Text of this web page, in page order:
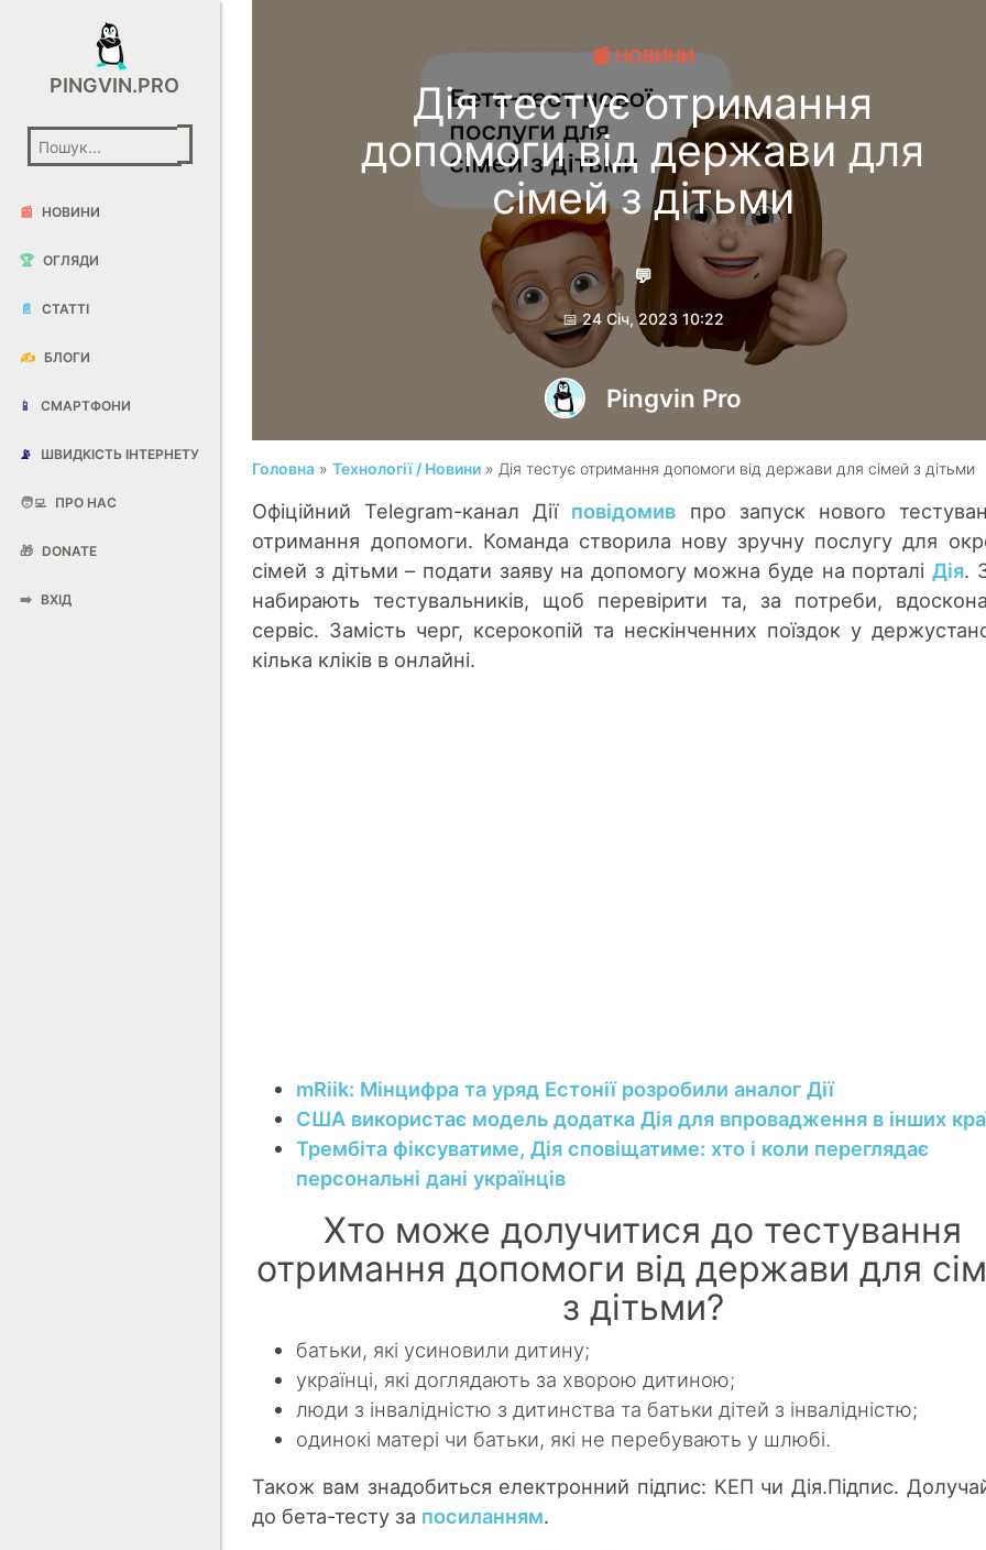
PINGVIN.PRO
📰 НОВИНИ
🏆 ОГЛЯДИ
📄 СТАТТІ
✍️ БЛОГИ
📱 СМАРТФОНИ
📡 ШВИДКІСТЬ ІНТЕРНЕТУ
🧑‍💻 ПРО НАС
🎁 DONATE
➡️ ВХІД
📰 НОВИНИ
​​Дія тестує отримання
допомоги від держави для
сімей з дітьми
💬
📅 24 Січ, 2023 10:22
Pingvin Pro
Головна »Технології / Новини » ​​Дія тестує отримання допомоги від держави для сімей з дітьми
Офіційний Telegram-канал Дії повідомив про запуск нового
отримання допомоги. Команда створила нову зручну послугу для
сімей з дітьми – подати заяву на допомогу можна буде на порталіДія.
набирають тестувальників, щоб перевірити та, за потреби,
сервіс. Замість черг, ксерокопій та нескінченних поїздок у
кілька кліків в онлайні.
mRiik: Мінцифра та уряд Естонії розробили аналог Дії
США використає модель додатка Дія для впровадження в інших
Трембіта фіксуватиме, Дія сповіщатиме: хто і коли переглядає
персональні дані українців
Хто може долучитися до тестування
отримання допомоги від держави для
з дітьми?
батьки, які усиновили дитину;
українці, які доглядають за хворою дитиною;
люди з інвалідністю з дитинства та батьки дітей з інвалідністю;
одинокі матері чи батьки, які не перебувають у шлюбі.
Також вам знадобиться електронний підпис: КЕП чи Дія.Підпис.
до бета-тесту за посиланням.